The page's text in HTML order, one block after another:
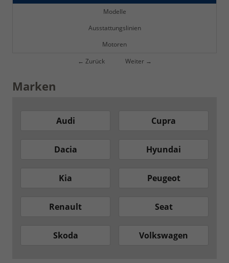
Modelle
Ausstattungslinien
Motoren
← Zurück
Weiter →
Marken
Audi Cupra
Dacia Hyundai
Kia Peugeot
Renault Seat
Skoda Volkswagen